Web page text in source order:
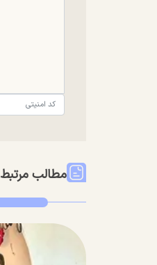
مطالب مرتبط